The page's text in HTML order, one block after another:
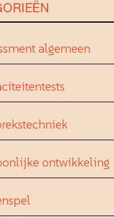
algemeen
ontwikkeling